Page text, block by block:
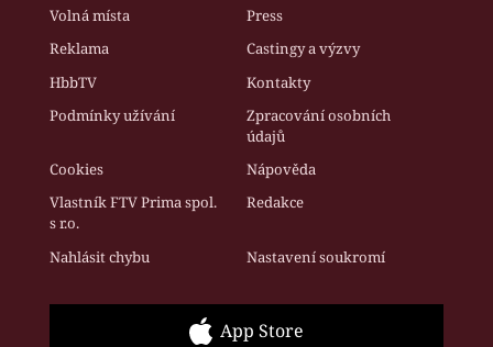
Volná místa
Press
Reklama
Castingy a výzvy
HbbTV
Kontakty
Podmínky užívání
Zpracování osobních
údajů
Cookies
Nápověda
Vlastník FTV Prima spol.
s r.o.
Redakce
Nahlásit chybu Nastavení soukromí
App Store